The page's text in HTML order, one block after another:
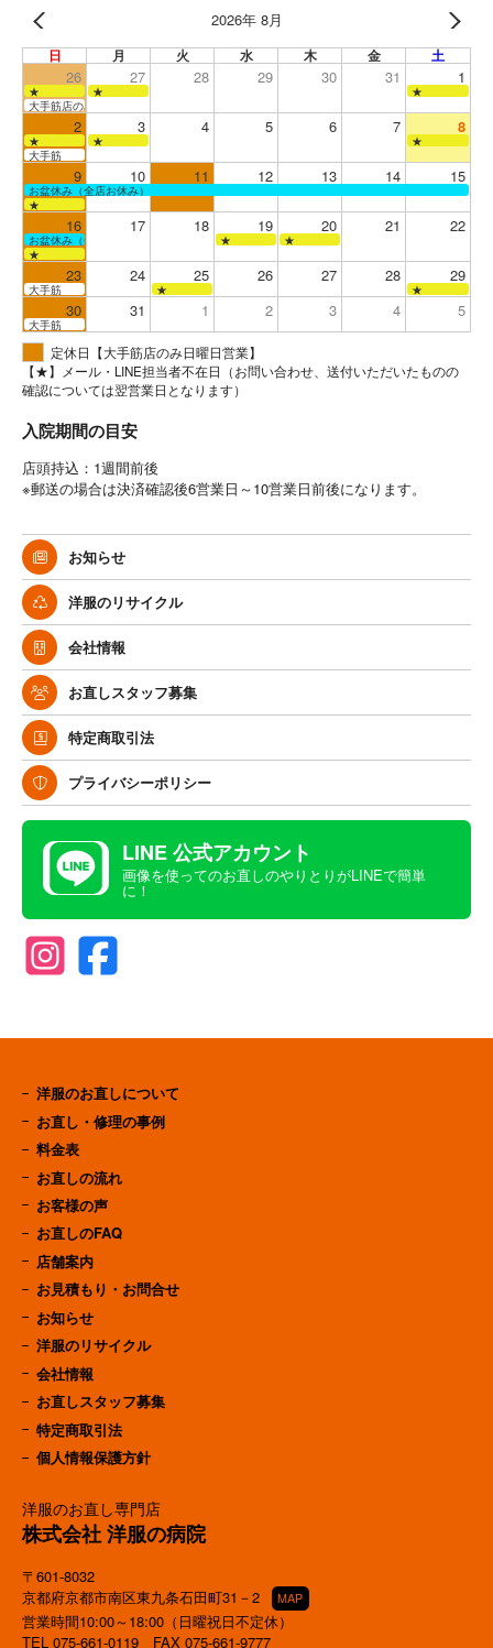
2026年 8月
日 月 火 水 木 金 土
26 27 28 29 30 31 1
★ ★
★
大手筋店のみ営業
2 3 4 5 6 7 8
★ ★
★
大手筋
9 10 11 12 13 14 15
お盆休み（全店お休み）
★
16 17 18 19 20 21 22
お盆休み（全店お休み） ★
★
★
23 24 25 26 27 28 29
大手筋 ★ ★
30 31 1 2 3 4 5
大手筋
定休日【大手筋店のみ日曜日営業】
【★】メール・LINE担当者不在日（お問い合わせ、送付いただいたものの
確認については翌営業日となります）
入院期間の目安
店頭持込：1週間前後
※郵送の場合は決済確認後6営業日～10営業日前後になります。
お知らせ
洋服のリサイクル
会社情報
お直しスタッフ募集
特定商取引法
プライバシーポリシー
LINE 公式アカウント
画像を使ってのお直しのやりとりがLINEで簡単
に！
洋服のお直し専門店
株式会社 洋服の病院
〒601-8032
京都府京都市南区東九条石田町31－2
MAP
営業時間10:00～18:00（日曜祝日不定休）
TEL 075-661-0119 FAX 075-661-9777
洋服のお直しについて
お直し・修理の事例
料金表
お直しの流れ
お客様の声
お直しのFAQ
店舗案内
お見積もり・お問合せ
お知らせ
洋服のリサイクル
会社情報
お直しスタッフ募集
特定商取引法
個人情報保護方針